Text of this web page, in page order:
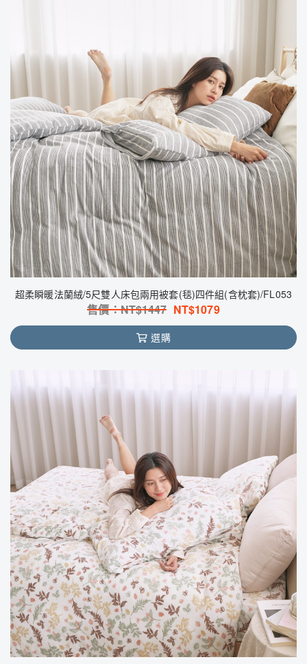
超柔瞬暖法蘭絨/5尺雙人床包兩用被套(毯)四件組(含枕套)/FL053
售價：NT$1447 NT$1079
選購